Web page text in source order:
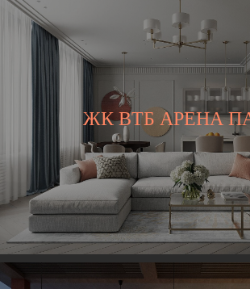
ЖК ВТБ АРЕНА